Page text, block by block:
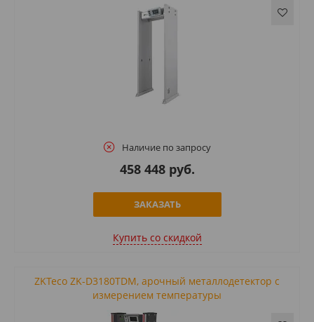
Наличие по запросу
458 448 руб.
ЗАКАЗАТЬ
Купить cо скидкой
ZKTeco ZK-D3180TDM, арочный металлодетектор с
измерением температуры